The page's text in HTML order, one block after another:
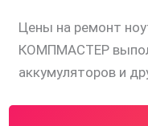
Цены на ремонт
КОМПМАСТЕР
аккумуляторов и